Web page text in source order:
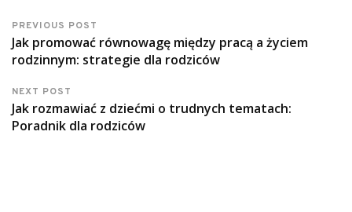
PREVIOUS POST
Jak promować równowagę między pracą a życiem
rodzinnym: strategie dla rodziców
NEXT POST
Jak rozmawiać z dziećmi o trudnych tematach:
Poradnik dla rodziców